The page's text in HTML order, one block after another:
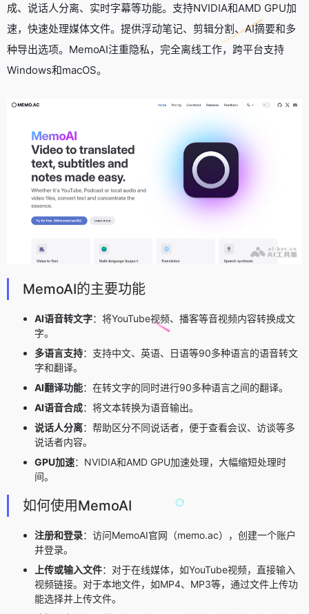
成、说话人分离、实时字幕等功能。支持NVIDIA和AMD GPU加
速，快速处理媒体文件。提供浮动笔记、剪辑分割、AI摘要和多
种导出选项。MemoAI注重隐私，完全离线工作，跨平台支持
Windows和macOS。
MemoAI的主要功能
AI语音转文字：将YouTube视频、播客等音视频内容转换成文
字。
多语言支持：支持中文、英语、日语等90多种语言的语音转文
字和翻译。
AI翻译功能：在转文字的同时进行90多种语言之间的翻译。
AI语音合成：将文本转换为语音输出。
说话人分离：帮助区分不同说话者，便于查看会议、访谈等多
说话者内容。
GPU加速：NVIDIA和AMD GPU加速处理，大幅缩短处理时
间。
如何使用MemoAI
注册和登录：访问MemoAI官网（memo.ac），创建一个账户
并登录。
上传或输入文件： 对于在线媒体，如YouTube视频，直接输入
视频链接。 对于本地文件，如MP4、MP3等，通过文件上传功
能选择并上传文件。